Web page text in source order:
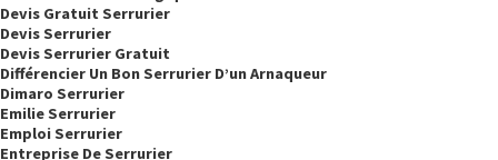
Devis Gratuit Serrurier
Devis Serrurier
Devis Serrurier Gratuit
Différencier Un Bon Serrurier D’un Arnaqueur
Dimaro Serrurier
Emilie Serrurier
Emploi Serrurier
Entreprise De Serrurier